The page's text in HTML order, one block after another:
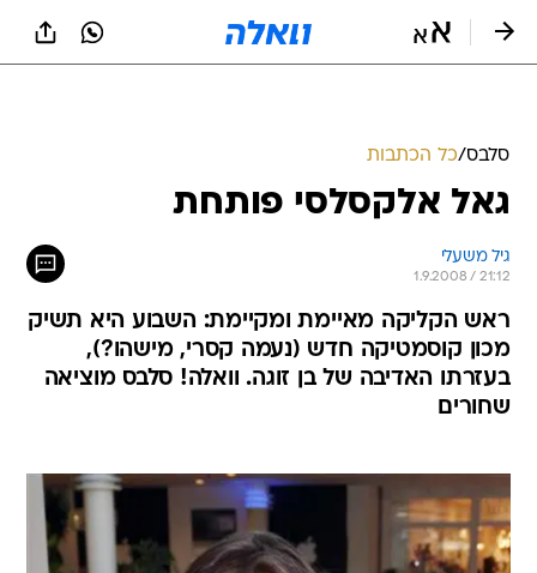
סלבס/כל הכתבות
גאל אלקסלסי פותחת
גיל משעלי
1.9.2008 / 21:12
ראש הקליקה מאיימת ומקיימת: השבוע היא תשיק
מכון קוסמטיקה חדש (נעמה קסרי, מישהו?),
בעזרתו האדיבה של בן זוגה. וואלה! סלבס מוציאה
שחורים